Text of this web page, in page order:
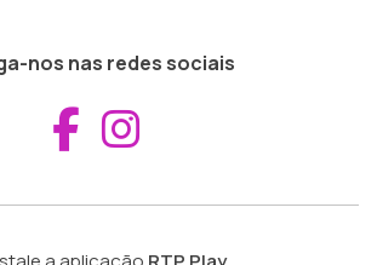
nos nas redes sociais
Aceder ao